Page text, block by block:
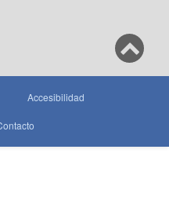
Accesibilidad